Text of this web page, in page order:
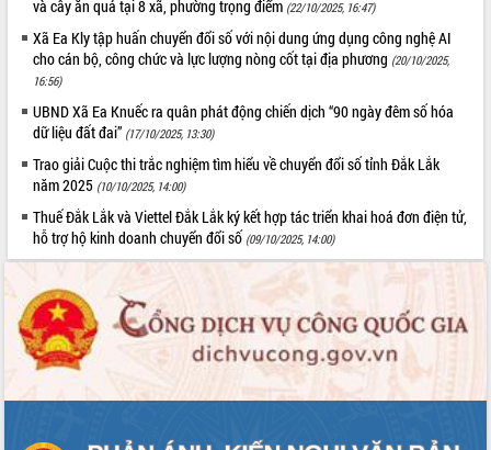
và cây ăn quả tại 8 xã, phường trọng điểm (22/10/2025, 16:47)
Xã Ea Kly tập huấn chuyển đổi số với nội dung ứng dụng công nghệ AI
cho cán bộ, công chức và lực lượng nòng cốt tại địa phương (20/10/2025,
16:56)
UBND Xã Ea Knuếc ra quân phát động chiến dịch “90 ngày đêm số hóa
dữ liệu đất đai” (17/10/2025, 13:30)
Trao giải Cuộc thi trắc nghiệm tìm hiểu về chuyển đổi số tỉnh Đắk Lắk
năm 2025 (10/10/2025, 14:00)
Thuế Đắk Lắk và Viettel Đắk Lắk ký kết hợp tác triển khai hoá đơn điện tử,
hỗ trợ hộ kinh doanh chuyển đổi số (09/10/2025, 14:00)